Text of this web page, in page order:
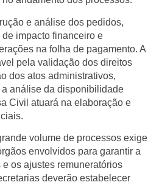
e análise dos pedidos,
impacto financeiro e
na folha de pagamento. A
pela validação dos direitos
dos atos administrativos,
análise da disponibilidade
Civil atuará na elaboração e
volume de processos exige
envolvidos para garantir a
os ajustes remuneratórios
deverão estabelecer